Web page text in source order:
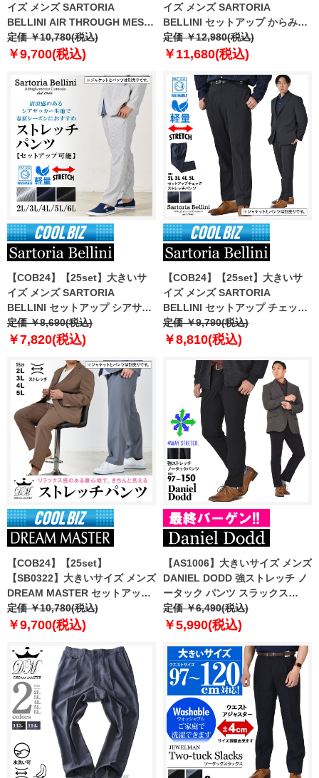
イズ メンズ SARTORIA
BELLINI AIR THROUGH MESH
セットアップ ストレッチ パンツ
軽量 防シワ 高通気 ty-bre-pt-l
定価 ￥10,780(税込)
￥9,700(税込)
イズ メンズ SARTORIA
BELLINI セットアップ からみ織
り ストレッチ パンツ 軽量 防シ
ワ 高通気 tzpt-1b
定価 ￥12,980(税込)
￥11,680(税込)
【COB24】【25set】大きいサ
イズ メンズ SARTORIA
BELLINI セットアップ シアサッ
カー ストレッチ パンツ 軽量 ウ
ォッシャブル イージーケア
定価 ￥8,690(税込)
￥7,820(税込)
【COB24】【25set】大きいサ
イズ メンズ SARTORIA
BELLINI セットアップ チェック
ストレッチ パンツ 軽量 ウォッシ
ャブル イージーケア azps2418-
定価 ￥9,790(税込)
￥8,810(税込)
【COB24】【25set】
【SB0322】大きいサイズ メンズ
DREAM MASTER セットアップ
トロピカル 2WAYストレッチ パ
ンツ dm2423ps-se
定価 ￥10,780(税込)
￥9,700(税込)
【AS1006】大きいサイズ メンズ
DANIEL DODD 強ストレッチ ノ
ータック パンツ スラックス
azsl-230601
定価 ￥6,490(税込)
￥5,990(税込)